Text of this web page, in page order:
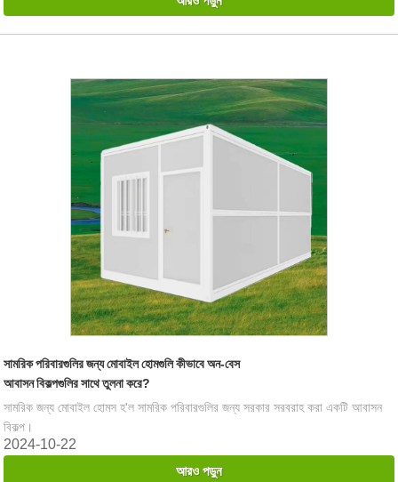
সামরিক পরিবারগুলির জন্য মোবাইল হোমগুলি কীভাবে অন-বেস
আবাসন বিকল্পগুলির সাথে তুলনা করে?
সামরিক জন্য মোবাইল হোমস হ'ল সামরিক পরিবারগুলির জন্য সরকার সরবরাহ করা একটি আবাসন
বিকল্প।
2024-10-22
আরও পড়ুন